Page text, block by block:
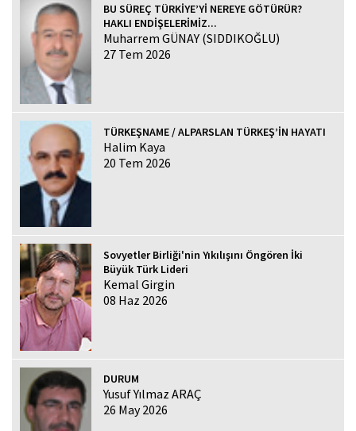
BU SÜREÇ TÜRKİYE’Yİ NEREYE GÖTÜRÜR?
HAKLI ENDİŞELERİMİZ...
Muharrem GÜNAY (SIDDIKOĞLU)
27 Tem 2026
TÜRKEŞNAME / ALPARSLAN TÜRKEŞ’İN HAYATI
Halim Kaya
20 Tem 2026
Sovyetler Birliği'nin Yıkılışını Öngören İki
Büyük Türk Lideri
Kemal Girgin
08 Haz 2026
DURUM
Yusuf Yılmaz ARAÇ
26 May 2026